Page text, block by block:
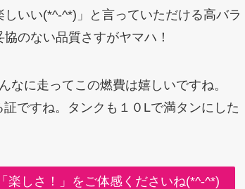
いい(*^-^*)」と言っていただける高バラ
のない品質さすがヤマハ！
に走ってこの燃費は嬉しいですね。
ですね。タンクも１０Lで満タンにした
楽しさ！」をご体感くださいね(*^-^*)